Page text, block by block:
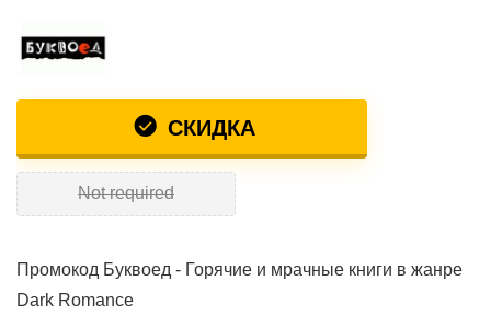
СКИДКА
Not required
Промокод Буквоед - Горячие и мрачные книги в жанре
Dark Romance